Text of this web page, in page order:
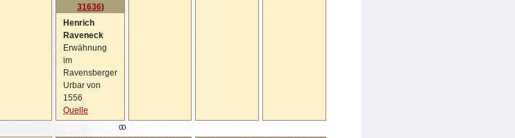
31636)
Henrich
Raveneck
Erwähnung
im
Ravensberger
Urbar von
1556
Quelle
oo